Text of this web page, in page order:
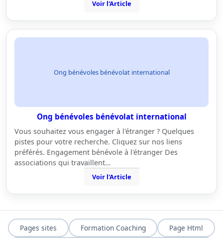
Voir l'Article
Ong bénévoles bénévolat international
Ong bénévoles bénévolat international
Vous souhaitez vous engager à l'étranger ? Quelques
pistes pour votre recherche. Cliquez sur nos liens
préférés. Engagement bénévole à l'étranger Des
associations qui travaillent…
Voir l'Article
Pages sites Formation Coaching Page Html